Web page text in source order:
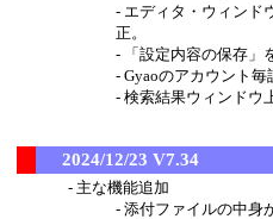
エディタ・ウィンド
正。
「設定内容の保存
Gyaoのアカウント毎
検索結果ウィンドウ
2024/12/23 V7.34
主な機能追加
添付ファイルの中身